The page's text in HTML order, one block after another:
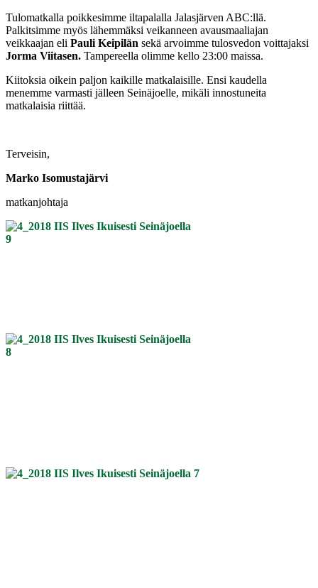
Tulomatkalla poikkesimme iltapalalla Jalasjärven ABC:llä.
Palkitsimme myös lähemmäksi veikanneen avausmaaliajan
veikkaajan eli Pauli Keipilän sekä arvoimme tulosvedon voittajaksi
Jorma Viitasen. Tampereella olimme kello 23:00 maissa.
Kiitoksia oikein paljon kaikille matkalaisille. Ensi kaudella
menemme varmasti jälleen Seinäjoelle, mikäli innostuneita
matkalaisia riittää.
Terveisin,
Marko Isomustajärvi
matkanjohtaja